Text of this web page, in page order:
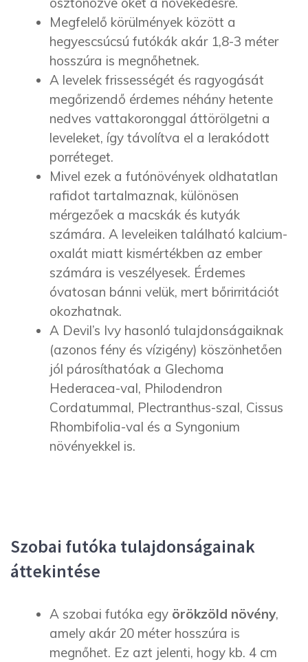
Megfelelő körülmények között a
hegyescsúcsú futókák akár 1,8-3 méter
hosszúra is megnőhetnek.
A levelek frissességét és ragyogását
megőrizendő érdemes néhány hetente
nedves vattakoronggal áttörölgetni a
leveleket, így távolítva el a lerakódott
porréteget.
Mivel ezek a futónövények oldhatatlan
rafidot tartalmaznak, különösen
mérgezőek a macskák és kutyák
számára. A leveleiken található kalcium-
oxalát miatt kismértékben az ember
számára is veszélyesek. Érdemes
óvatosan bánni velük, mert bőrirritációt
okozhatnak.
A Devil’s Ivy hasonló tulajdonságaiknak
(azonos fény és vízigény) köszönhetően
jól párosíthatóak a Glechoma
Hederacea-val, Philodendron
Cordatummal, Plectranthus-szal, Cissus
Rhombifolia-val és a Syngonium
növényekkel is.
Szobai futóka tulajdonságainak
áttekintése
A szobai futóka egy örökzöld növény,
amely akár 20 méter hosszúra is
megnőhet. Ez azt jelenti, hogy kb. 4 cm